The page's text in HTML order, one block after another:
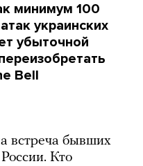
минимум 100
украинских
убыточной
Bell
встреча бывших
Кто